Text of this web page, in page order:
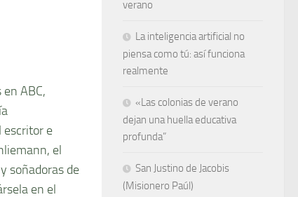
ABC,
escritor e
el
soñadoras de
en el
verano
La inteligencia artificial no
piensa como tú: así funciona
realmente
«Las colonias de verano
dejan una huella educativa
profunda”
San Justino de Jacobis
(Misionero Paúl)